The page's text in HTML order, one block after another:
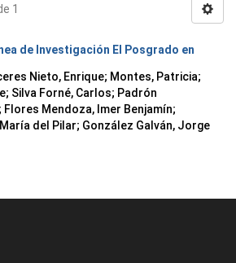
1
de Investigación El Posgrado en
Nieto, Enrique; Montes, Patricia;
; Silva Forné, Carlos; Padrón
; Flores Mendoza, Imer Benjamín;
del Pilar; González Galván, Jorge